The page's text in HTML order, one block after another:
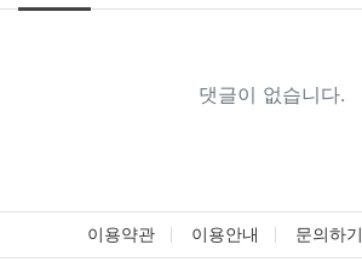
댓글이 없습니다.
이용약관 이용안내 문의하기